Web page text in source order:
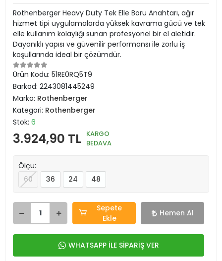
Rothenberger Heavy Duty Tek Elle Boru Anahtarı, ağır
hizmet tipi uygulamalarda yüksek kavrama gücü ve tek
elle kullanım kolaylığı sunan profesyonel bir el aletidir.
Dayanıklı yapısı ve güvenilir performansı ile zorlu iş
koşullarında ideal bir çözümdür.
Ürün Kodu: 51RE0RQ5T9
Barkod: 2243081445249
Marka: Rothenberger
Kategori: Rothenberger
Stok: 6
3.924,90 TL KARGO
BEDAVA
Ölçü:
60
36 24 48
Sepete
Ekle
Hemen Al
WHATSAPP İLE SİPARİŞ VER